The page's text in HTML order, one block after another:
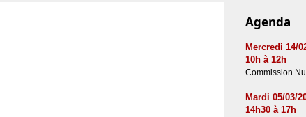
Agenda
Mercredi 14/
10h à 12h
Commission
Mardi 05/03/
14h30 à 17h